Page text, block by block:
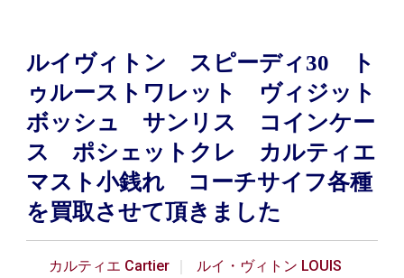
ルイヴィトン スピーディ30 ト
ゥルーストワレット ヴィジット
ボッシュ サンリス コインケー
ス ポシェットクレ カルティエ
マスト小銭れ コーチサイフ各種
を買取させて頂きました
カルティエ Cartier
ルイ・ヴィトン LOUIS